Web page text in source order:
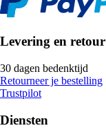
Levering en retour
30 dagen bedenktijd
Retourneer je bestelling
Trustpilot
Diensten